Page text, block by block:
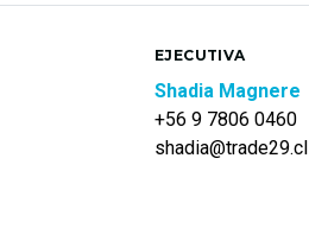
EJECUTIVA
Shadia Magnere
+56 9 7806 0460
shadia@trade29.cl